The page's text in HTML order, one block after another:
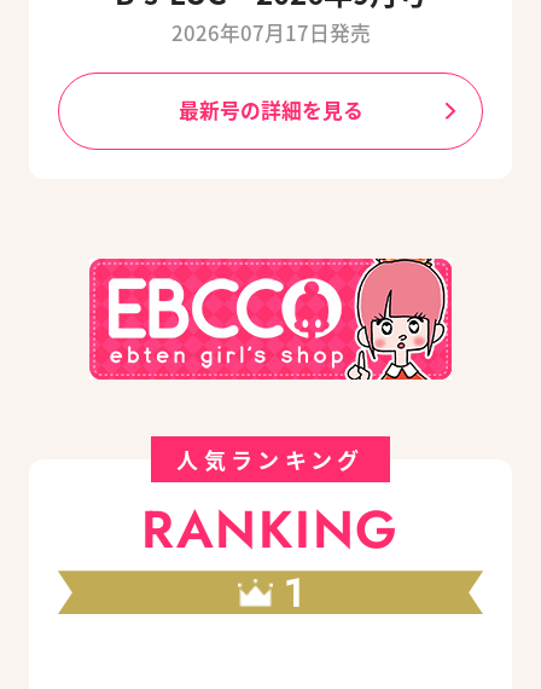
2026年07月17日発売
最新号の詳細を見る
人気ランキング
RANKING
1